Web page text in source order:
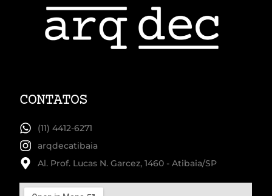
CONTATOS
(11) 4412-6271
arqdecatibaia
Al. Prof. Lucas N. Garcez, 1460 - Atibaia/SP